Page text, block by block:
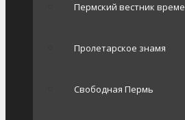
Пермский вестник
Пролетарское знамя
Свободная Пермь